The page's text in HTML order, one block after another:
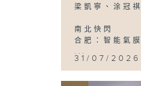
梁凱寧、涂冠祺
南北快閃
合肥：智能氣
...
31/07/2026